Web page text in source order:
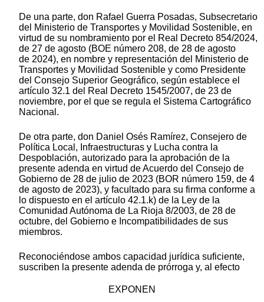
De una parte, don Rafael Guerra Posadas, Subsecretario
del Ministerio de Transportes y Movilidad Sostenible, en
virtud de su nombramiento por el Real Decreto 854/2024,
de 27 de agosto (BOE número 208, de 28 de agosto
de 2024), en nombre y representación del Ministerio de
Transportes y Movilidad Sostenible y como Presidente
del Consejo Superior Geográfico, según establece el
artículo 32.1 del Real Decreto 1545/2007, de 23 de
noviembre, por el que se regula el Sistema Cartográfico
Nacional.
De otra parte, don Daniel Osés Ramírez, Consejero de
Política Local, Infraestructuras y Lucha contra la
Despoblación, autorizado para la aprobación de la
presente adenda en virtud de Acuerdo del Consejo de
Gobierno de 28 de julio de 2023 (BOR número 159, de 4
de agosto de 2023), y facultado para su firma conforme a
lo dispuesto en el artículo 42.1.k) de la Ley de la
Comunidad Autónoma de La Rioja 8/2003, de 28 de
octubre, del Gobierno e Incompatibilidades de sus
miembros.
Reconociéndose ambos capacidad jurídica suficiente,
suscriben la presente adenda de prórroga y, al efecto
EXPONEN